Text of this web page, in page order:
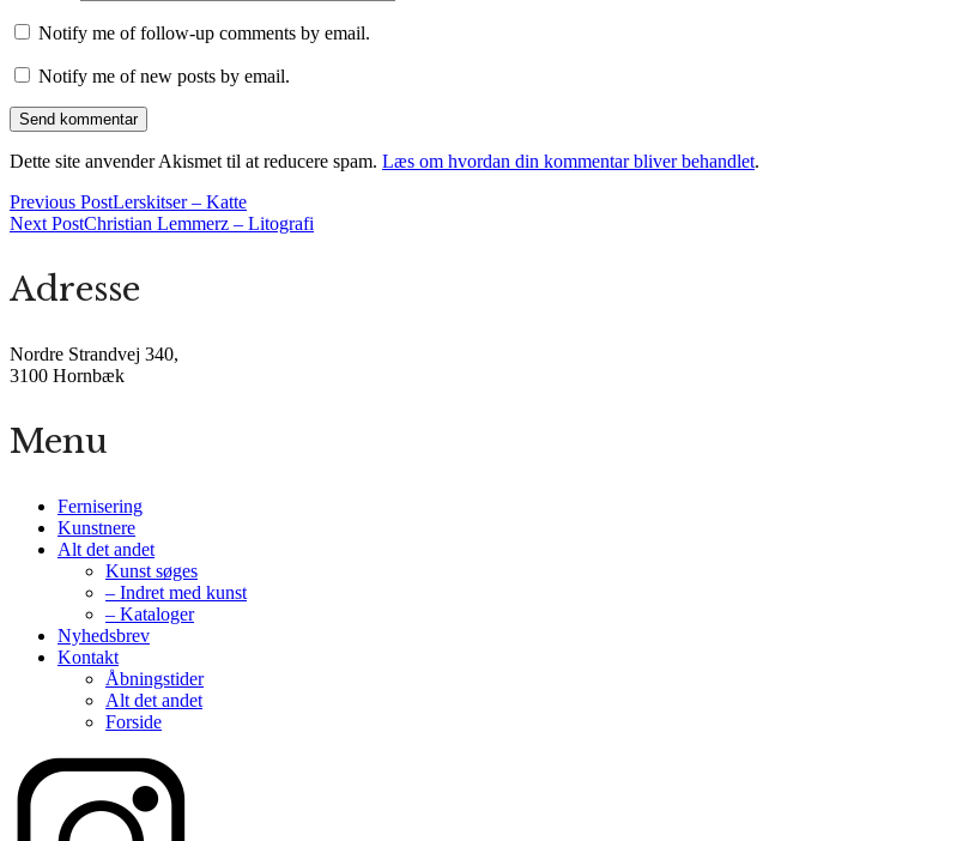
Notify me of follow-up comments by email.
Notify me of new posts by email.
Dette site anvender Akismet til at reducere spam. Læs om hvordan din kommentar bliver behandlet.
Previous PostLerskitser – Katte
Next PostChristian Lemmerz – Litografi
Adresse
Nordre Strandvej 340,
3100 Hornbæk
Menu
Fernisering
Kunstnere
Alt det andet
Kunst søges
– Indret med kunst
– Kataloger
Nyhedsbrev
Kontakt
Åbningstider
Alt det andet
Forside